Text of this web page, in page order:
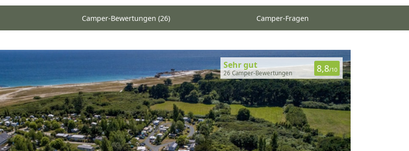
Camper-Bewertungen (26) Camper-Fragen
Sehr gut
26 Camper-Bewertungen 8,8/10